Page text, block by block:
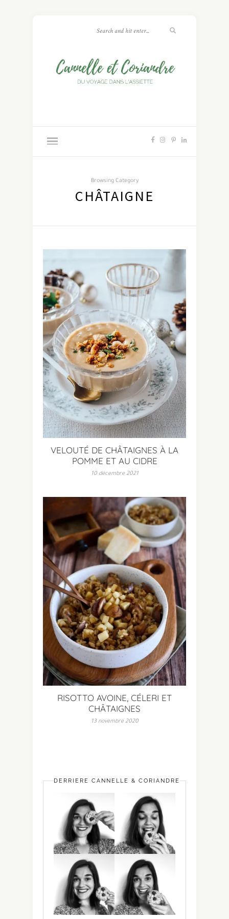
Browsing Category
CHÂTAIGNE
VELOUTÉ DE CHÂTAIGNES À LA
POMME ET AU CIDRE
10 décembre 2021
RISOTTO AVOINE, CÉLERI ET
CHÂTAIGNES
13 novembre 2020
DERRIÈRE CANNELLE & CORIANDRE